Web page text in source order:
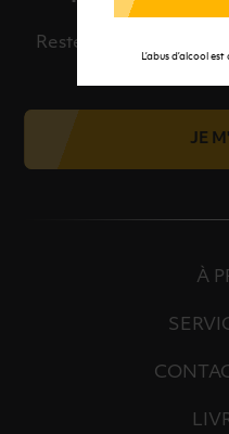
L’abus d’alcool
Restez informé et
JE
À